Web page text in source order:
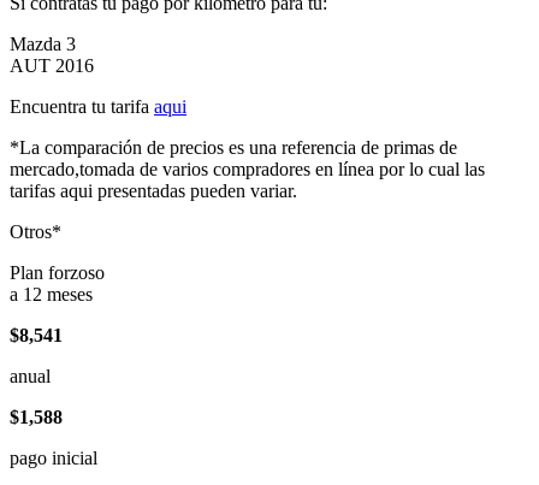
Mazda 3
AUT 2016
Encuentra tu tarifa aqui
*La comparación de precios es una referencia de primas de
mercado,tomada de varios compradores en línea por lo cual las
tarifas aqui presentadas pueden variar.
Otros*
Plan forzoso
a 12 meses
$8,541
anual
$1,588
pago inicial